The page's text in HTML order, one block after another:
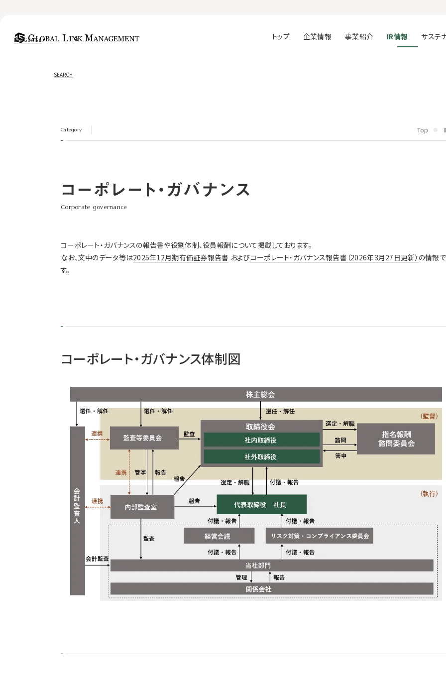
LANGUAGE
SEARCH
トップ 企業情報 事業紹介 IR情報 サステ
Category Top
コーポレート・ガバナンス
Corporate governance
コーポレート・ガバナンスの報告書や役割体制、役員報酬について掲載しております。
なお、文中のデータ等は2025年12月期有価証券報告書 およびコーポレート・ガバナンス報告書（2026年3月27日更新） の情報で
す。
コーポレート・ガバナンス体制図